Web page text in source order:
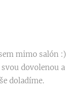
mimo salón :)
dovolenou a
doladíme.